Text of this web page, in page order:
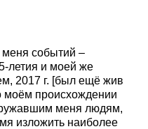
событий –
летия и моей же
2017 г. [был ещё жив
моём происхождении
меня людям,
изложить наиболее